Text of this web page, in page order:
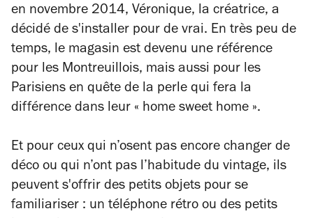
en novembre 2014, Véronique, la créatrice, a
décidé de s'installer pour de vrai. En très peu de
temps, le magasin est devenu une référence
pour les Montreuillois, mais aussi pour les
Parisiens en quête de la perle qui fera la
différence dans leur « home sweet home ».
Et pour ceux qui n’osent pas encore changer de
déco ou qui n’ont pas l’habitude du vintage, ils
peuvent s'offrir des petits objets pour se
familiariser : un téléphone rétro ou des petits